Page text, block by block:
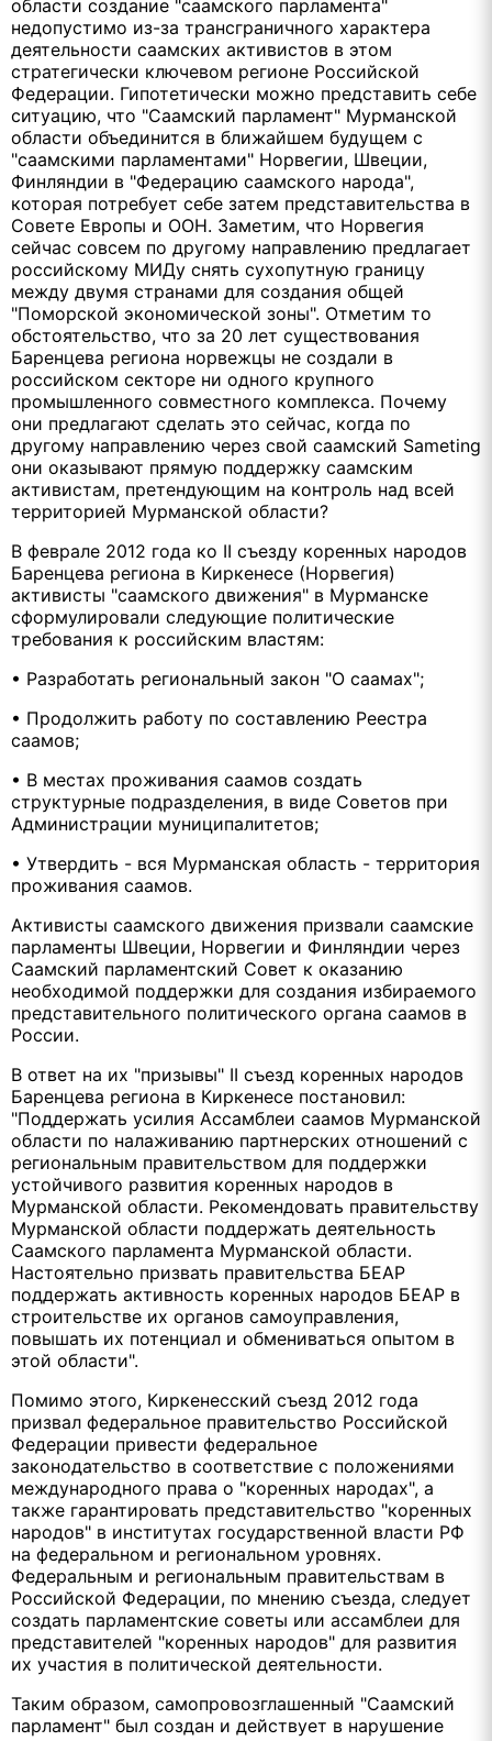
области создание "саамского парламента"
недопустимо из-за трансграничного характера
деятельности саамских активистов в этом
стратегически ключевом регионе Российской
Федерации. Гипотетически можно представить себе
ситуацию, что "Саамский парламент" Мурманской
области объединится в ближайшем будущем с
"саамскими парламентами" Норвегии, Швеции,
Финляндии в "Федерацию саамского народа",
которая потребует себе затем представительства в
Совете Европы и ООН. Заметим, что Норвегия
сейчас совсем по другому направлению предлагает
российскому МИДу снять сухопутную границу
между двумя странами для создания общей
"Поморской экономической зоны". Отметим то
обстоятельство, что за 20 лет существования
Баренцева региона норвежцы не создали в
российском секторе ни одного крупного
промышленного совместного комплекса. Почему
они предлагают сделать это сейчас, когда по
другому направлению через свой саамский Sameting
они оказывают прямую поддержку саамским
активистам, претендующим на контроль над всей
территорией Мурманской области?
В феврале 2012 года ко II съезду коренных народов
Баренцева региона в Киркенесе (Норвегия)
активисты "саамского движения" в Мурманске
сформулировали следующие политические
требования к российским властям:
• Разработать региональный закон "О саамах";
• Продолжить работу по составлению Реестра
саамов;
• В местах проживания саамов создать
структурные подразделения, в виде Советов при
Администрации муниципалитетов;
• Утвердить - вся Мурманская область - территория
проживания саамов.
Активисты саамского движения призвали саамские
парламенты Швеции, Норвегии и Финляндии через
Саамский парламентский Совет к оказанию
необходимой поддержки для создания избираемого
представительного политического органа саамов в
России.
В ответ на их "призывы" II съезд коренных народов
Баренцева региона в Киркенесе постановил:
"Поддержать усилия Ассамблеи саамов Мурманской
области по налаживанию партнерских отношений с
региональным правительством для поддержки
устойчивого развития коренных народов в
Мурманской области. Рекомендовать правительству
Мурманской области поддержать деятельность
Саамского парламента Мурманской области.
Настоятельно призвать правительства БЕАР
поддержать активность коренных народов БЕАР в
строительстве их органов самоуправления,
повышать их потенциал и обмениваться опытом в
этой области".
Помимо этого, Киркенесский съезд 2012 года
призвал федеральное правительство Российской
Федерации привести федеральное
законодательство в соответствие с положениями
международного права о "коренных народах", а
также гарантировать представительство "коренных
народов" в институтах государственной власти РФ
на федеральном и региональном уровнях.
Федеральным и региональным правительствам в
Российской Федерации, по мнению съезда, следует
создать парламентские советы или ассамблеи для
представителей "коренных народов" для развития
их участия в политической деятельности.
Таким образом, самопровозглашенный "Саамский
парламент" был создан и действует в нарушение